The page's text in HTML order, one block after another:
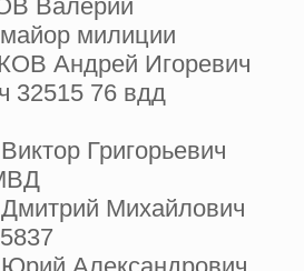
Валерий
милиции
Андрей Игоревич
32515 76 вдд
Григорьевич
Михайлович